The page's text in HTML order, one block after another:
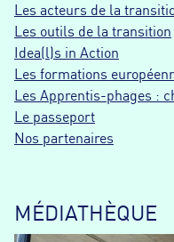
Les acteurs de la
Les outils de la transition
Idea(l)s in Action
Les formations
Les Apprentis-phages :
Le passeport
Nos partenaires
MÉDIATHÈQUE